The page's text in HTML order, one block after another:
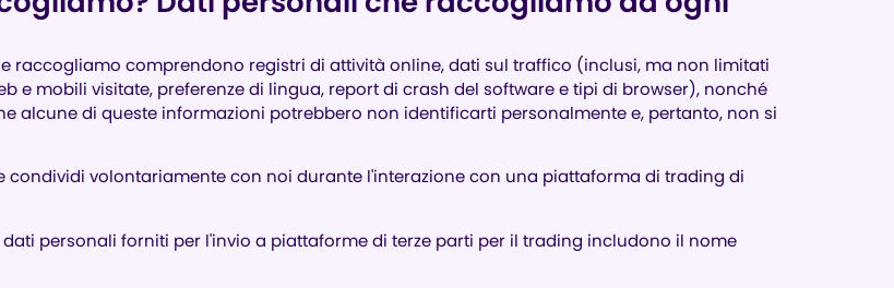
raccogliamo comprendono registri di attività online, dati sul traffico (inclusi, ma non limitati
e mobili visitate, preferenze di lingua, report di crash del software e tipi di browser), nonché
alcune di queste informazioni potrebbero non identificarti personalmente e, pertanto, non si
condividi volontariamente con noi durante l'interazione con una piattaforma di trading di
dati personali forniti per l'invio a piattaforme di terze parti per il trading includono il nome